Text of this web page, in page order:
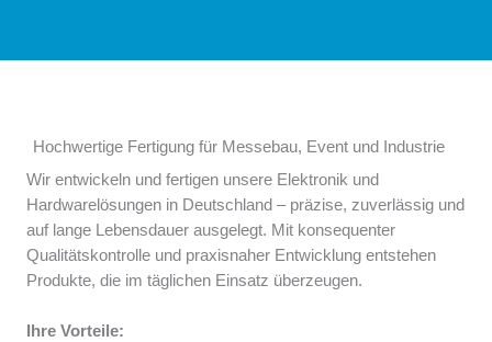
Hochwertige Fertigung für Messebau, Event und Industrie
Wir entwickeln und fertigen unsere Elektronik und
Hardwarelösungen in Deutschland – präzise, zuverlässig und
auf lange Lebensdauer ausgelegt. Mit konsequenter
Qualitätskontrolle und praxisnaher Entwicklung entstehen
Produkte, die im täglichen Einsatz überzeugen.
Ihre Vorteile: